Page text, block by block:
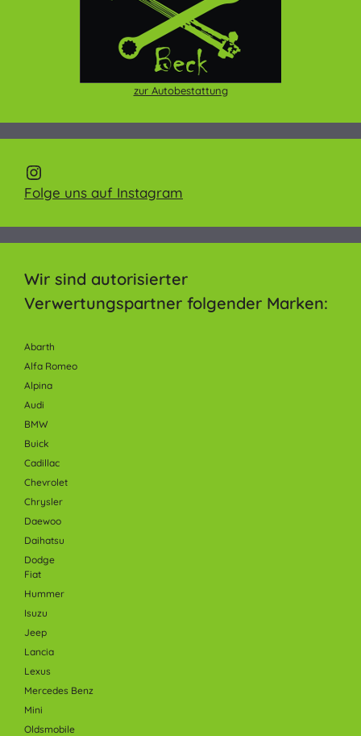
zur Autobestattung
AVB-Beck on Instagram
Folge uns auf Instagram
Wir sind autorisierter
Verwertungspartner folgender Marken:
Abarth
Alfa Romeo
Alpina
Audi
BMW
Buick
Cadillac
Chevrolet
Chrysler
Daewoo
Daihatsu
Dodge
Fiat
Hummer
Isuzu
Jeep
Lancia
Lexus
Mercedes Benz
Mini
Oldsmobile